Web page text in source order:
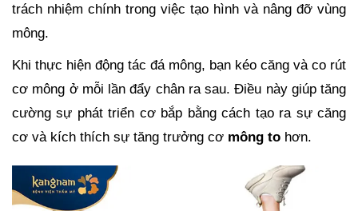
trách nhiệm chính trong việc tạo hình và nâng đỡ vùng
mông.
Khi thực hiện động tác đá mông, bạn kéo căng và co rút
cơ mông ở mỗi lần đẩy chân ra sau. Điều này giúp tăng
cường sự phát triển cơ bắp bằng cách tạo ra sự căng
cơ và kích thích sự tăng trưởng cơ mông to hơn.